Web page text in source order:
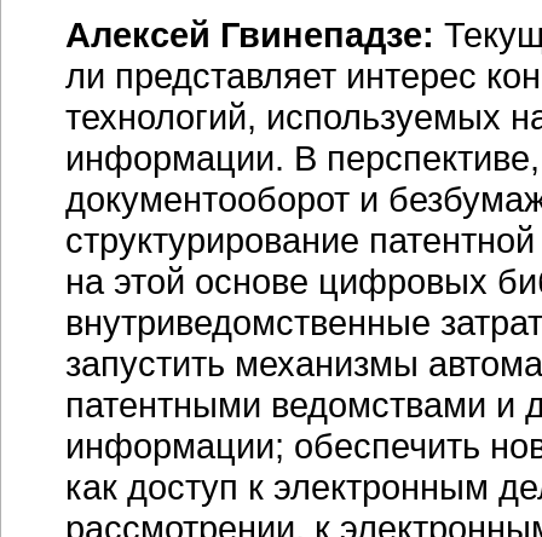
Алексей Гвинепадзе:
ли представляет интерес
технологий, используемых
информации. В
документооборот и
структурирование
на этой основе цифровых
внутриведомственные
запустить механизмы
патентными ведомствами и
информации; обеспечить
как доступ к электронным
рассмотрении, к